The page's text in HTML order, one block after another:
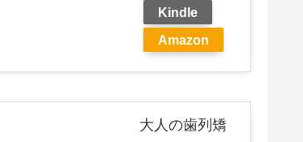
Kindle
Amazon
大人の歯列矯